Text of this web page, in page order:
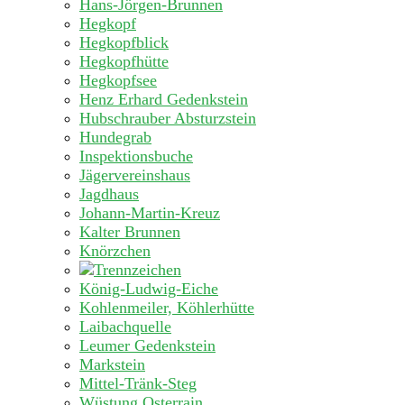
Hans-Jörgen-Brunnen
Hegkopf
Hegkopfblick
Hegkopfhütte
Hegkopfsee
Henz Erhard Gedenkstein
Hubschrauber Absturzstein
Hundegrab
Inspektionsbuche
Jägervereinshaus
Jagdhaus
Johann-Martin-Kreuz
Kalter Brunnen
Knörzchen
König-Ludwig-Eiche
Kohlenmeiler, Köhlerhütte
Laibachquelle
Leumer Gedenkstein
Markstein
Mittel-Tränk-Steg